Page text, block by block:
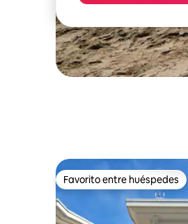
Favorito entre huéspedes
Favorito entre huéspedes